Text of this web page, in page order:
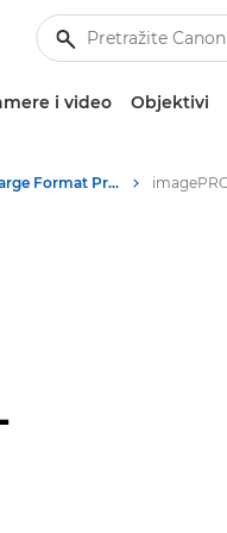
i video Objektivi
High-Quality Large Format Printers for CAD/GIS and Stunning Graphics